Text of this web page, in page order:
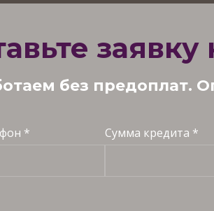
без предоплат.
* Сумма кредита *